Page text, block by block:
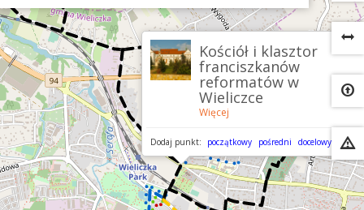
Kościół i klasztor
franciszkanów
reformatów w
Wieliczce
Więcej
Dodaj punkt: początkowy pośredni docelowy